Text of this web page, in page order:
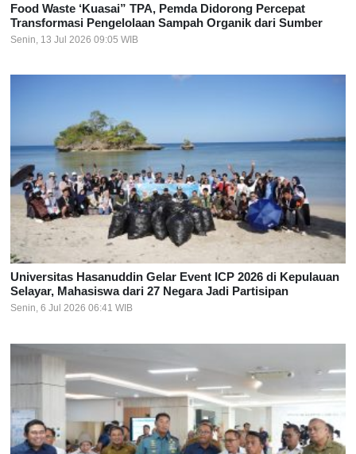
Food Waste ‘Kuasai” TPA, Pemda Didorong Percepat
Transformasi Pengelolaan Sampah Organik dari Sumber
Senin, 13 Jul 2026 09:05 WIB
Universitas Hasanuddin Gelar Event ICP 2026 di Kepulauan
Selayar, Mahasiswa dari 27 Negara Jadi Partisipan
Senin, 6 Jul 2026 06:41 WIB